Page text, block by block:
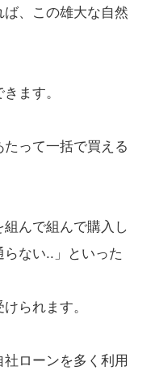
、この雄大な自然
ます。
って一括で買える
んで組んで購入し
ない..」といった
られます。
ローンを多く利用